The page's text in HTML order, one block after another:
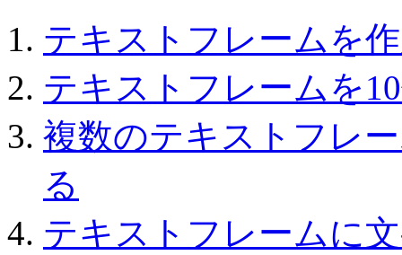
テキストフレームを
テキストフレームを
複数のテキストフレ
る
テキストフレームに